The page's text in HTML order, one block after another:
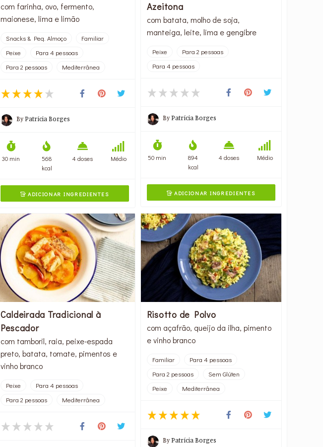
com farinha, ovo, fermento,
maionese, lima e limão
Snacks & Peq. Almoço
Familiar
Peixe
Para 4 pessoas
Para 2 pessoas
Mediterrânea
ByPatrícia Borges
30 min
568
kcal
4 doses Médio
 ADICIONAR INGREDIENTES
Azeitona
com batata, molho de soja,
manteiga, leite, lima e gengibre
Peixe
Para 2 pessoas
Para 4 pessoas
ByPatrícia Borges
50 min
894
kcal
4 doses Médio
 ADICIONAR INGREDIENTES
Caldeirada Tradicional à
Pescador
com tamboril, raia, peixe-espada
preto, batata, tomate, pimentos e
vinho branco
Peixe
Para 4 pessoas
Para 2 pessoas
Mediterrânea
Risotto de Polvo
com açafrão, queijo da ilha, pimento
e vinho branco
Familiar
Para 4 pessoas
Para 2 pessoas
Sem Glúten
Peixe
Mediterrânea
ByPatrícia Borges